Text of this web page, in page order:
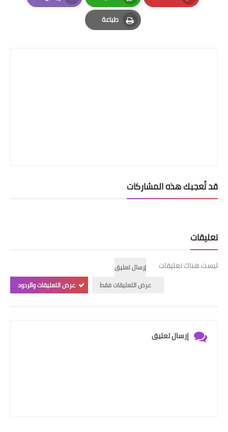
Pinterest
Whatsapp
Email
طباعة
Print
قد تُعجبك هذه المشاركات
تعليقات
ليست هناك تعليقات
إرسال تعليق
عرض التعليقات فقط
عرض التعليقات والردود
إرسال تعليق